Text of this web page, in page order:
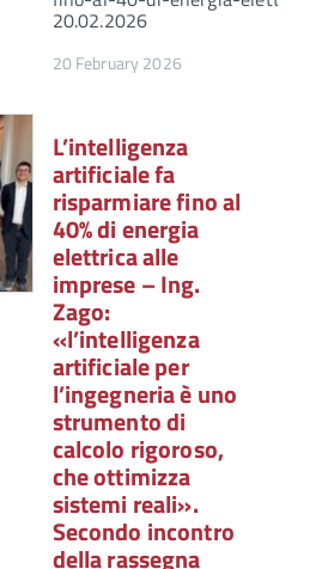
20.02.2026
20 February 2026
L’intelligenza
artificiale fa
risparmiare fino al
40% di energia
elettrica alle
imprese – Ing.
Zago:
«l’intelligenza
artificiale per
l’ingegneria è uno
strumento di
calcolo rigoroso,
che ottimizza
sistemi reali».
Secondo incontro
della rassegna